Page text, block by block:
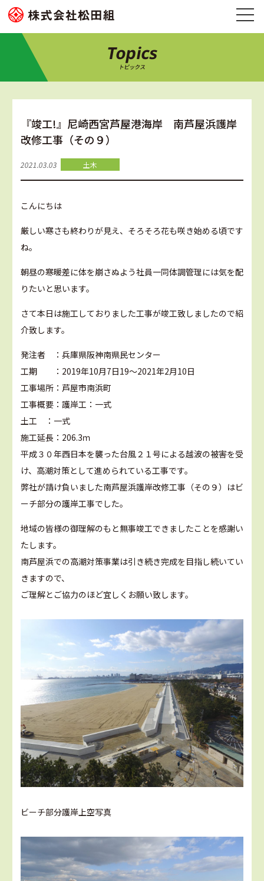
Topics
トピックス
『竣工!』尼崎西宮芦屋港海岸 南芦屋浜護岸
改修工事（その９）
2021.03.03 土木
こんにちは
厳しい寒さも終わりが見え、そろそろ花も咲き始める頃です
ね。
朝昼の寒暖差に体を崩さぬよう社員一同体調管理には気を配
りたいと思います。
さて本日は施工しておりました工事が竣工致しましたので紹
介致します。
発注者 ：兵庫県阪神南県民センター
工期 ：2019年10月7日19～2021年2月10日
工事場所：芦屋市南浜町
工事概要：護岸工：一式
土工 ：一式
施工延長：206.3ｍ
平成３０年西日本を襲った台風２１号による越波の被害を受
け、高潮対策として進められている工事です。
弊社が請け負いました南芦屋浜護岸改修工事（その９）はビ
ーチ部分の護岸工事でした。
地域の皆様の御理解のもと無事竣工できましたことを感謝い
たします。
南芦屋浜での高潮対策事業は引き続き完成を目指し続いてい
きますので、
ご理解とご協力のほど宜しくお願い致します。
ビーチ部分護岸上空写真